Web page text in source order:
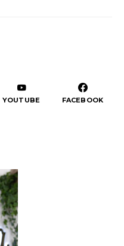
YOUTUBE FACEBOOK